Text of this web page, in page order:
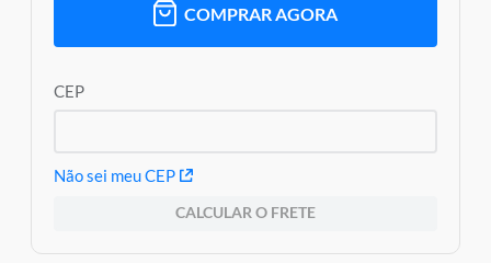
COMPRAR AGORA
CEP
Não sei meu CEP
CALCULAR O FRETE